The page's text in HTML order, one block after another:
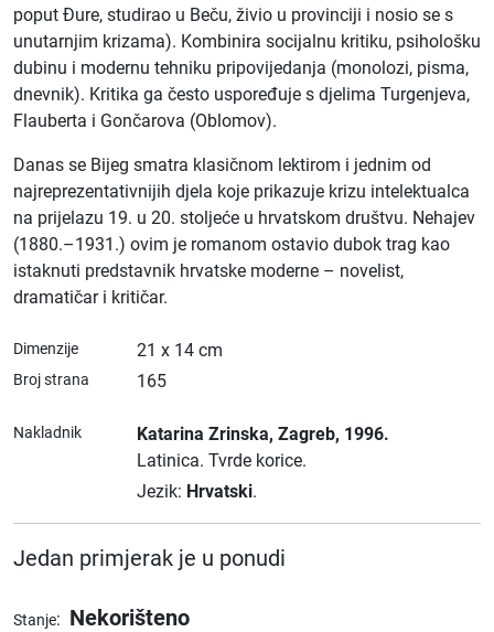
poput Đure, studirao u Beču, živio u provinciji i nosio se s
unutarnjim krizama). Kombinira socijalnu kritiku, psihološku
dubinu i modernu tehniku pripovijedanja (monolozi, pisma,
dnevnik). Kritika ga često uspoređuje s djelima Turgenjeva,
Flauberta i Gončarova (Oblomov).
Danas se Bijeg smatra klasičnom lektirom i jednim od
najreprezentativnijih djela koje prikazuje krizu intelektualca
na prijelazu 19. u 20. stoljeće u hrvatskom društvu. Nehajev
(1880.–1931.) ovim je romanom ostavio dubok trag kao
istaknuti predstavnik hrvatske moderne – novelist,
dramatičar i kritičar.
Dimenzije 21 x 14 cm
Broj strana 165
Nakladnik Katarina Zrinska, Zagreb, 1996.
Latinica. Tvrde korice.
Jezik: Hrvatski.
Jedan primjerak je u ponudi
Stanje: Nekorišteno